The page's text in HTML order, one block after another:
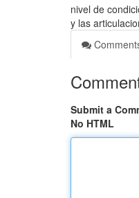
nivel de
y las
Submit a
No HTML